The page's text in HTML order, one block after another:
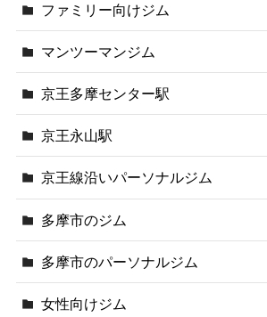
ファミリー向けジム
マンツーマンジム
京王多摩センター駅
京王永山駅
京王線沿いパーソナルジム
多摩市のジム
多摩市のパーソナルジム
女性向けジム